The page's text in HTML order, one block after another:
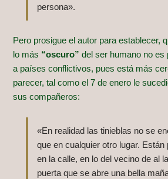
persona».
Pero prosigue el autor para establecer,
lo más “oscuro” del ser humano no
a países conflictivos, pues está más
parecer, tal como el 7 de enero le
sus compañeros:
«En realidad las tinieblas no se
que en cualquier otro lugar. Están
en la calle, en lo del vecino de al
puerta que se abre una bella